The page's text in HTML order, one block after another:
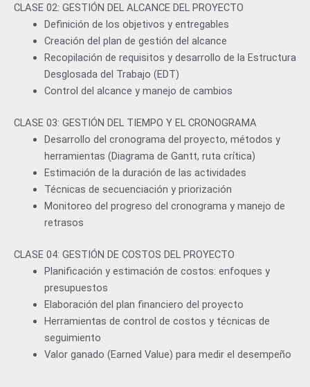
CLASE 02: GESTIÓN DEL ALCANCE DEL PROYECTO
Definición de los objetivos y entregables
Creación del plan de gestión del alcance
Recopilación de requisitos y desarrollo de la Estructura
Desglosada del Trabajo (EDT)
Control del alcance y manejo de cambios
CLASE 03: GESTIÓN DEL TIEMPO Y EL CRONOGRAMA
Desarrollo del cronograma del proyecto, métodos y
herramientas (Diagrama de Gantt, ruta crítica)
Estimación de la duración de las actividades
Técnicas de secuenciación y priorización
Monitoreo del progreso del cronograma y manejo de
retrasos
CLASE 04: GESTIÓN DE COSTOS DEL PROYECTO
Planificación y estimación de costos: enfoques y
presupuestos
Elaboración del plan financiero del proyecto
Herramientas de control de costos y técnicas de
seguimiento
Valor ganado (Earned Value) para medir el desempeño